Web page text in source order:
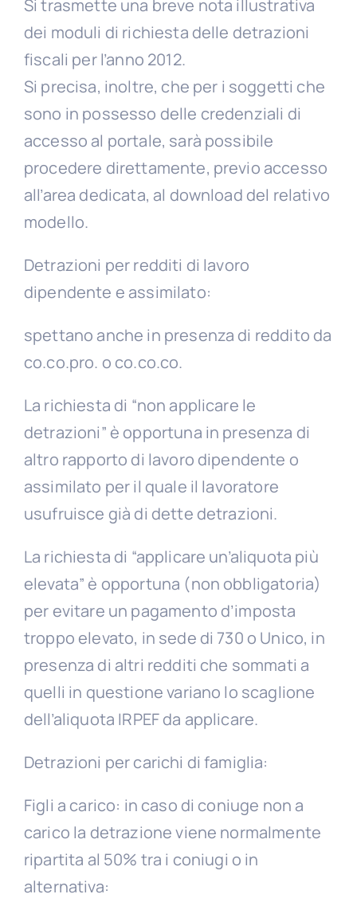
Si trasmette una breve nota illustrativa
dei moduli di richiesta delle detrazioni
fiscali per l’anno 2012.
Si precisa, inoltre, che per i soggetti che
sono in possesso delle credenziali di
accesso al portale, sarà possibile
procedere direttamente, previo accesso
all’area dedicata, al download del relativo
modello.
Detrazioni per redditi di lavoro
dipendente e assimilato:
spettano anche in presenza di reddito da
co.co.pro. o co.co.co.
La richiesta di “non applicare le
detrazioni” è opportuna in presenza di
altro rapporto di lavoro dipendente o
assimilato per il quale il lavoratore
usufruisce già di dette detrazioni.
La richiesta di “applicare un’aliquota più
elevata” è opportuna (non obbligatoria)
per evitare un pagamento d’imposta
troppo elevato, in sede di 730 o Unico, in
presenza di altri redditi che sommati a
quelli in questione variano lo scaglione
dell’aliquota IRPEF da applicare.
Detrazioni per carichi di famiglia:
Figli a carico: in caso di coniuge non a
carico la detrazione viene normalmente
ripartita al 50% tra i coniugi o in
alternativa: